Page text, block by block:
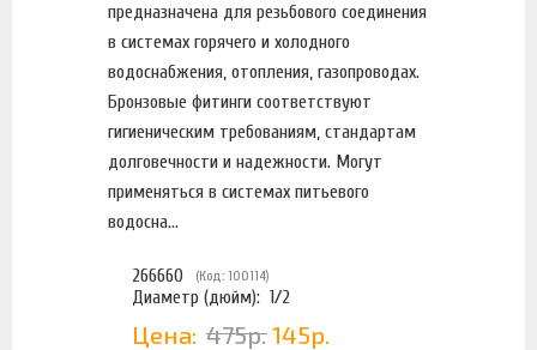
предназначена для резьбового соединения
в системах горячего и холодного
водоснабжения, отопления, газопроводах.
Бронзовые фитинги соответствуют
гигиеническим требованиям, стандартам
долговечности и надежности. Могут
применяться в системах питьевого
водосна...
266660 (Код: 100114)
Диаметр (дюйм): 1/2
Цена: 475р. 145р.